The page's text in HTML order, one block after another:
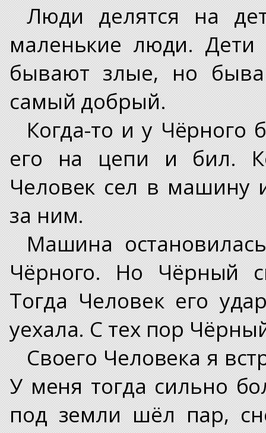
Люди делятся на
маленькие люди. Дети
бывают злые, но
самый добрый.
Когда-то и у
его на цепи и бил.
Человек сел в машину
за ним.
Машина
Чёрного. Но Чёрный
Тогда Человек его
уехала. С тех пор
Своего Человека я
У меня тогда сильно
под земли шёл пар,